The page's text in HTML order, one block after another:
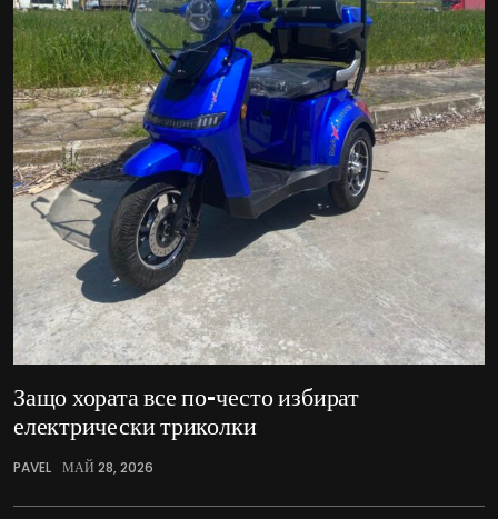
Защо хората все по-често избират
електрически триколки
PAVEL МАЙ 28, 2026